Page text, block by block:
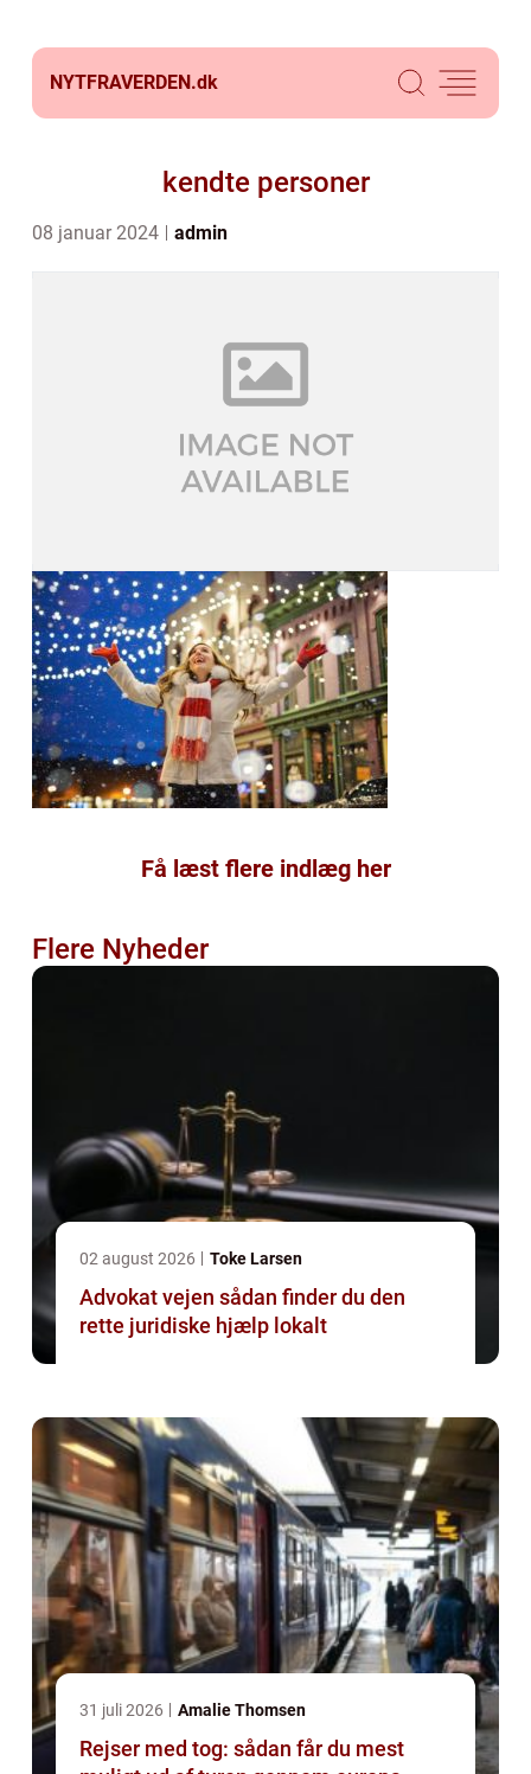
NYTFRAVERDEN.dk
kendte personer
08 januar 2024 admin
Få læst flere indlæg her
Flere Nyheder
02 august 2026 Toke Larsen
Advokat vejen sådan finder du den
rette juridiske hjælp lokalt
31 juli 2026 Amalie Thomsen
Rejser med tog: sådan får du mest